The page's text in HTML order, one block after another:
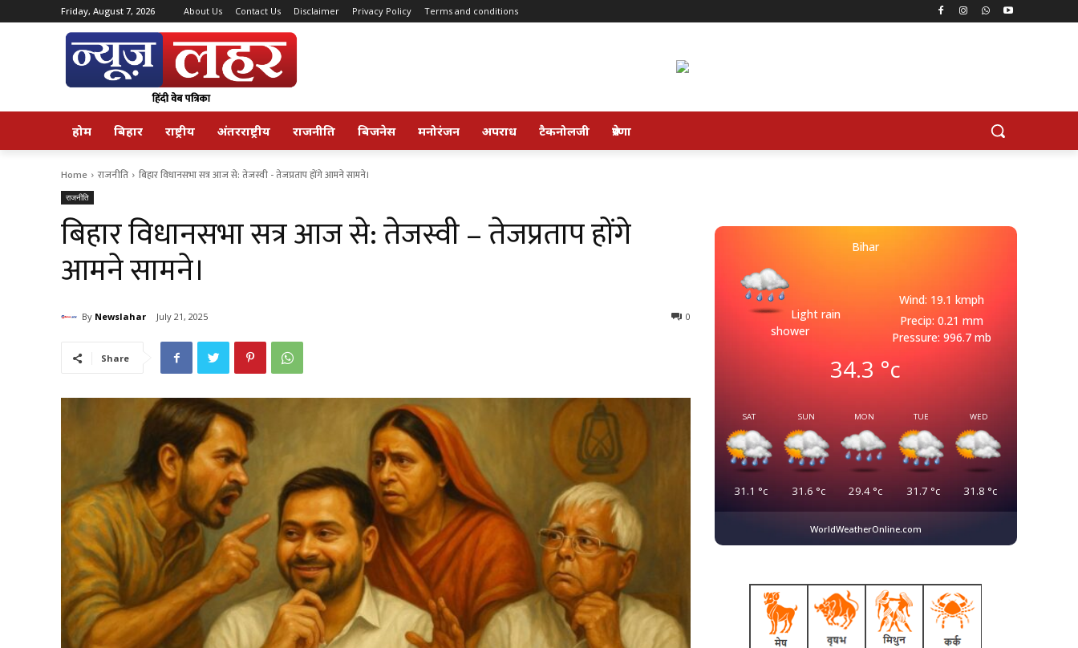
Friday, August 7, 2026 About Us Contact Us Disclaimer Privacy Policy Terms and conditions
होम बिहार राष्ट्रीय अंतरराष्ट्रीय राजनीति बिजनेस मनोरंजन अपराध टैकनोलजी प्रेरणा
Home राजनीति बिहार विधानसभा सत्र आज से: तेजस्वी - तेजप्रताप होंगे आमने सामने।
राजनीति
बिहार विधानसभा सत्र आज से: तेजस्वी – तेजप्रताप होंगे
आमने सामने।
By Newslahar July 21, 2025 0
Share
Bihar
Light rain
shower
Wind: 19.1 kmph
Precip: 0.21 mm
Pressure: 996.7 mb
34.3 °c
SAT
31.1 °c
SUN
31.6 °c
MON
29.4 °c
TUE
31.7 °c
WED
31.8 °c
WorldWeatherOnline.com